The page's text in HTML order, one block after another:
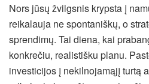
Nors jūsų žvilgsnis krypsta į
reikalauja ne spontaniškų, o
sprendimų. Tai diena, kai
konkrečiu, realistišku planu.
investicijos į nekilnojamąjį turtą